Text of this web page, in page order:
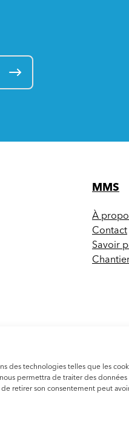
des technologies telles que les
permettra de traiter des
retirer son consentement peut
MMS
À
Contact
Savoir
en Santé